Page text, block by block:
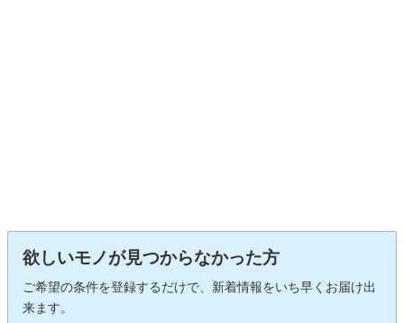
欲しいモノが見つからなかった方
ご希望の条件を登録するだけで、新着情報をいち早くお届け出
来ます。